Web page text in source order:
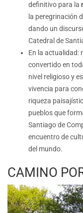
definitivo para la
la peregrinación
dando un
Catedral de
En la actualidad:
convertido en
nivel religioso y
vivencia para
riqueza
pueblos que
Santiago de
encuentro de
del mundo.
CAMINO